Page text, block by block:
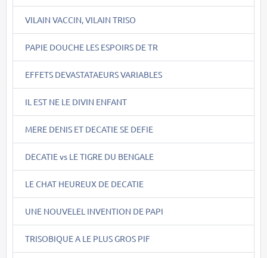
VILAIN VACCIN, VILAIN TRISO
PAPIE DOUCHE LES ESPOIRS DE TR
EFFETS DEVASTATAEURS VARIABLES
IL EST NE LE DIVIN ENFANT
MERE DENIS ET DECATIE SE DEFIE
DECATIE vs LE TIGRE DU BENGALE
LE CHAT HEUREUX DE DECATIE
UNE NOUVELEL INVENTION DE PAPI
TRISOBIQUE A LE PLUS GROS PIF